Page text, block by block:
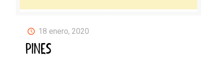
18 enero, 2020
PINES